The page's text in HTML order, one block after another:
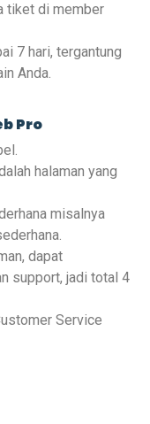
tiket di member
7 hari, tergantung
Anda.
Pro
halaman yang
misalnya
dapat
support, jadi total 4
Service